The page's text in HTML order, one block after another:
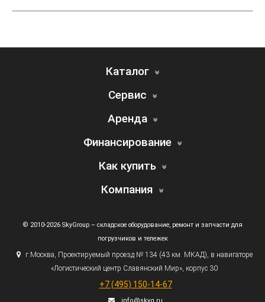
Каталог
Сервис
Аренда
Финансирование
Как купить
Компания
© 2010-2026 SkyGroup – складское оборудование, ремонт и запчасти для
погрузчиков и тележек
г.Москва, Проектируемый проезд № 134 (43км. МКАД), в навигаторе
«Логистический центр Славянский Мир», корпус 30
+7 (495) 150-14-67